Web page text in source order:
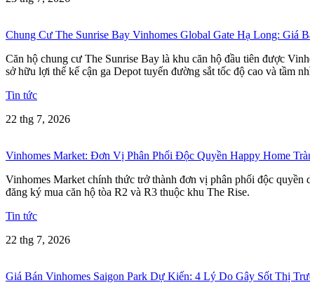
Chung Cư The Sunrise Bay Vinhomes Global Gate Hạ Long: Giá
Căn hộ chung cư The Sunrise Bay là khu căn hộ đầu tiên được
sở hữu lợi thế kế cận ga Depot tuyến đường sắt tốc độ cao và tầm
Tin tức
22 thg 7, 2026
Vinhomes Market: Đơn Vị Phân Phối Độc Quyền Happy Home
Vinhomes Market chính thức trở thành đơn vị phân phối độc
đăng ký mua căn hộ tòa R2 và R3 thuộc khu The Rise.
Tin tức
22 thg 7, 2026
Giá Bán Vinhomes Saigon Park Dự Kiến: 4 Lý Do Gây Sốt Thị